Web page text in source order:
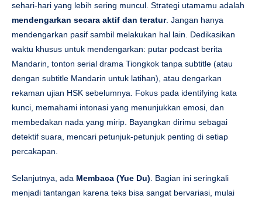
sehari-hari yang lebih sering muncul. Strategi utamamu adalah
mendengarkan secara aktif dan teratur. Jangan hanya
mendengarkan pasif sambil melakukan hal lain. Dedikasikan
waktu khusus untuk mendengarkan: putar podcast berita
Mandarin, tonton serial drama Tiongkok tanpa subtitle (atau
dengan subtitle Mandarin untuk latihan), atau dengarkan
rekaman ujian HSK sebelumnya. Fokus pada identifying kata
kunci, memahami intonasi yang menunjukkan emosi, dan
membedakan nada yang mirip. Bayangkan dirimu sebagai
detektif suara, mencari petunjuk-petunjuk penting di setiap
percakapan.
Selanjutnya, ada Membaca (Yue Du). Bagian ini seringkali
menjadi tantangan karena teks bisa sangat bervariasi, mulai